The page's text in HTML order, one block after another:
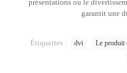
présentations ou le
garantit une
Étiquettes : dvi
Le produit